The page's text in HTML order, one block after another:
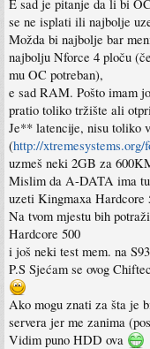
E sad je pitanje da li bi
se ne isplati ili najbolje
Možda bi najbolje bar
najbolju Nforce 4 ploču
mu OC potreban),
e sad RAM. Pošto imam
pratio toliko tržište ali
Je** latencije, nisu toliko
(http://
uzmeš neki 2GB za
Mislim da A-DATA ima
uzeti Kingmaxa Hardcore
Na tvom mjestu bih
Hardcore 500
i još neki test mem. na
P.S Sjećam se ovog
Ako mogu znati za šta je
servera jer me zanima
Vidim puno HDD ova